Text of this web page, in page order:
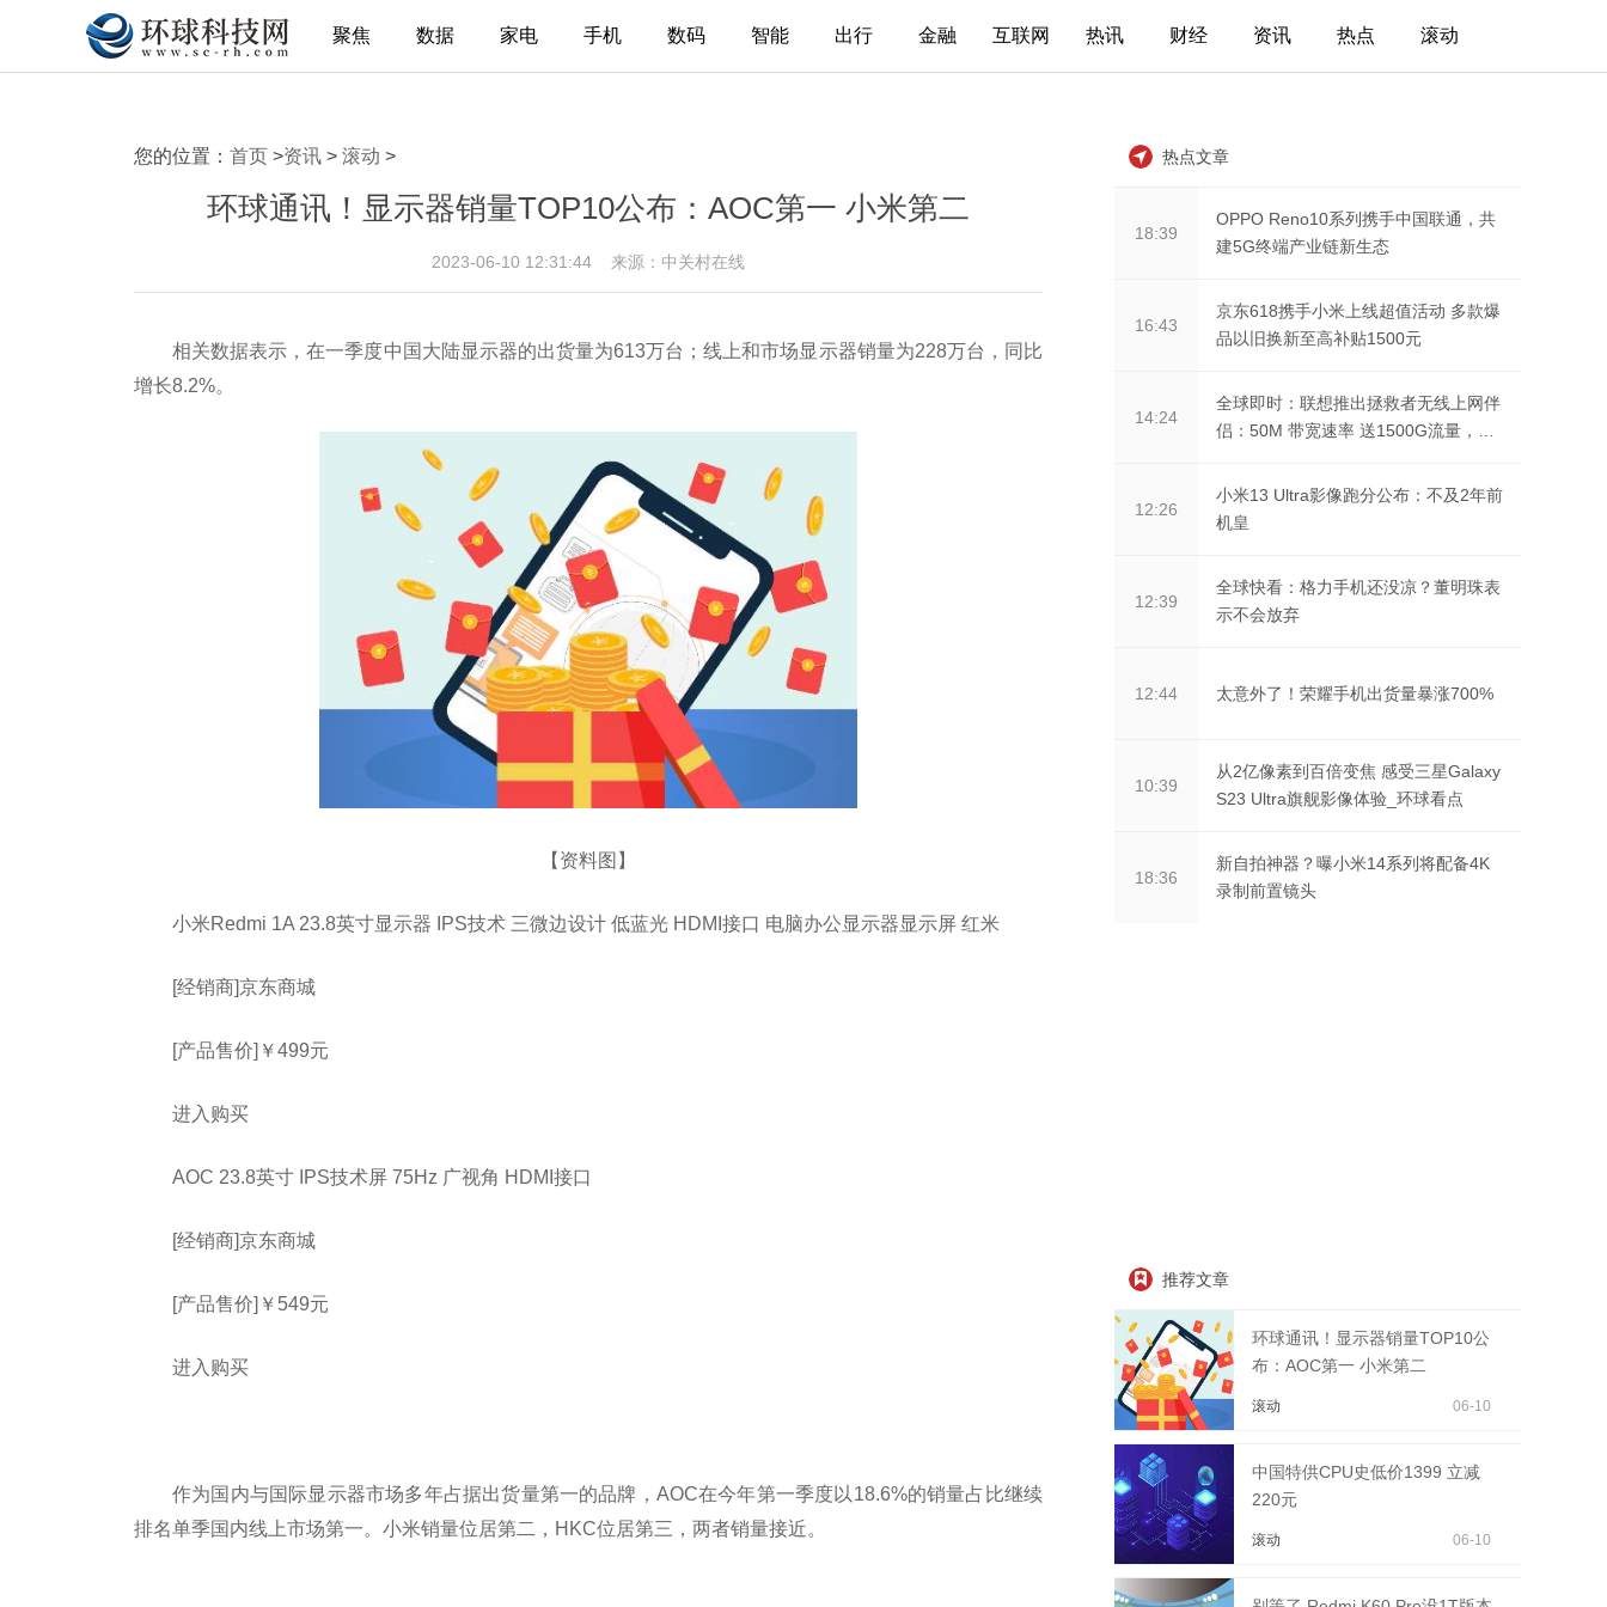
聚焦 数据 家电 手机 数码 智能 出行 金融 互联网 热讯 财经 资讯 热点 滚动
您的位置： 首页 >资讯 > 滚动 >
环球通讯！显示器销量TOP10公布：AOC第一 小米第二
2023-06-10 12:31:44 来源：中关村在线
相关数据表示，在一季度中国大陆显示器的出货量为613万台；线上和市场显示器销量为228万台，同比
增长8.2%。
【资料图】
小米Redmi 1A 23.8英寸显示器 IPS技术 三微边设计 低蓝光 HDMI接口 电脑办公显示器显示屏 红米
[经销商]京东商城
[产品售价] ￥499元
进入购买
AOC 23.8英寸 IPS技术屏 75Hz 广视角 HDMI接口
[经销商]京东商城
[产品售价] ￥549元
进入购买
作为国内与国际显示器市场多年占据出货量第一的品牌，AOC在今年第一季度以18.6%的销量占比继续
排名单季国内线上市场第一。小米销量位居第二，HKC位居第三，两者销量接近。
热点文章
18:39
OPPO Reno10系列携手中国联通，共
建5G终端产业链新生态
16:43
京东618携手小米上线超值活动 多款爆
品以旧换新至高补贴1500元
14:24
全球即时：联想推出拯救者无线上网伴
侣：50M 带宽速率 送1500G流量，
12:26
小米13 Ultra影像跑分公布：不及2年前
机皇
12:39
全球快看：格力手机还没凉？董明珠表
示不会放弃
12:44 太意外了！荣耀手机出货量暴涨700%
10:39
从2亿像素到百倍变焦 感受三星Galaxy
S23 Ultra旗舰影像体验_环球看点
18:36
新自拍神器？曝小米14系列将配备4K
录制前置镜头
推荐文章
环球通讯！显示器销量TOP10公
布：AOC第一 小米第二
滚动 06-10
中国特供CPU史低价1399 立减
220元
滚动 06-10